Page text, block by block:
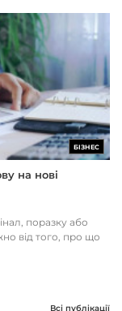
БІЗНЕС
на нові
поразку або
від того, про що
Всі публікації